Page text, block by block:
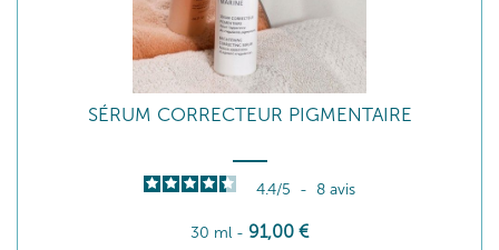
SÉRUM CORRECTEUR PIGMENTAIRE
4.4/5 - 8 avis
30 ml - 91,00 €